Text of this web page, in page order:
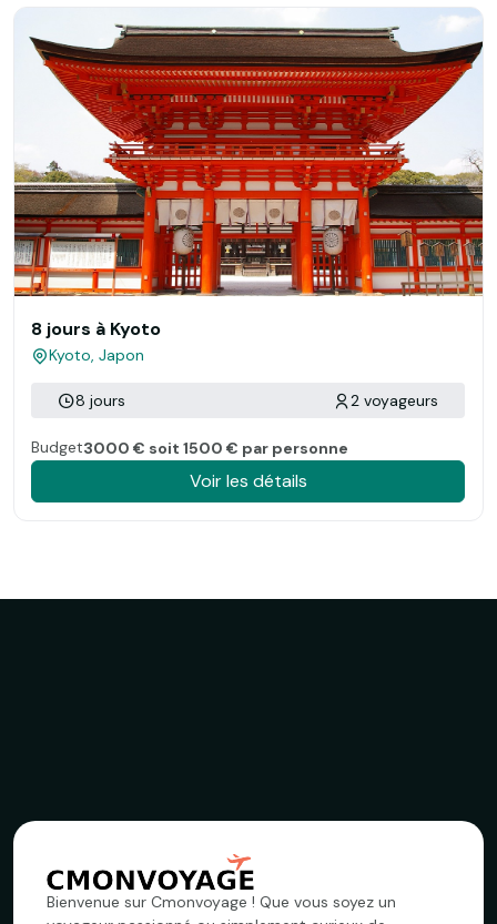
8 jours à Kyoto
Kyoto, Japon
8 jours 2 voyageurs
Budget3000 € soit 1500 € par personne
Voir les détails
Bienvenue sur Cmonvoyage ! Que vous soyez un